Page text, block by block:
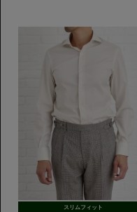
スリムフィット